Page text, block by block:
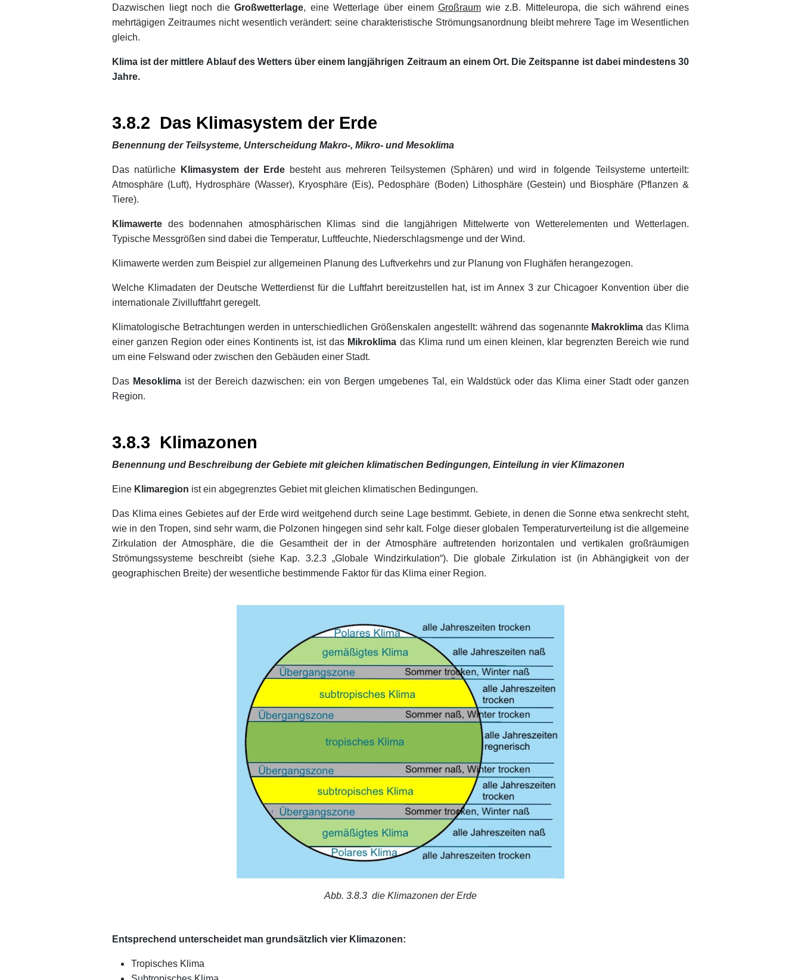
Dazwischen liegt noch dieGroßwetterlage, eine Wetterlage über einemGroßraum wie z.B. Mitteleuropa, die sich während eines
mehrtägigen Zeitraumes nicht wesentlich verändert: seine charakteristische Strömungsanordnung bleibt mehrere Tage im Wesentlichen
gleich.
Klima ist der mittlere Ablauf des Wetters über einem langjährigen Zeitraum an einem Ort. Die Zeitspanne ist dabei mindestens 30
Jahre.
3.8.2 Das Klimasystem der Erde
Benennung der Teilsysteme, Unterscheidung Makro-, Mikro- und Mesoklima
Das natürliche Klimasystem der Erdebesteht aus mehreren Teilsystemen (Sphären) und wird in folgende Teilsysteme unterteilt:
Atmosphäre (Luft), Hydrosphäre (Wasser), Kryosphäre (Eis), Pedosphäre (Boden) Lithosphäre (Gestein) und Biosphäre (Pflanzen &
Tiere).
Klimawerte des bodennahen atmosphärischen Klimas sind die langjährigen Mittelwerte von Wetterelementen und Wetterlagen.
Typische Messgrößen sind dabei die Temperatur, Luftfeuchte, Niederschlagsmenge und der Wind.
Klimawerte werden zum Beispiel zur allgemeinen Planung des Luftverkehrs und zur Planung von Flughäfen herangezogen.
Welche Klimadaten der Deutsche Wetterdienst für die Luftfahrt bereitzustellen hat, ist im Annex 3 zur Chicagoer Konvention über die
internationale Zivilluftfahrt geregelt.
Klimatologische Betrachtungen werden in unterschiedlichen Größenskalen angestellt: während das sogenannte Makroklima das Klima
einer ganzen Region oder eines Kontinents ist, ist das Mikroklima das Klima rund um einen kleinen, klar begrenzten Bereich wie rund
um eine Felswand oder zwischen den Gebäuden einer Stadt.
Das Mesoklima ist der Bereich dazwischen: ein von Bergen umgebenes Tal, ein Waldstück oder das Klima einer Stadt oder ganzen
Region.
3.8.3 Klimazonen
Benennung und Beschreibung der Gebiete mit gleichen klimatischen Bedingungen, Einteilung in vier Klimazonen
Eine Klimaregion ist ein abgegrenztes Gebiet mit gleichen klimatischen Bedingungen.
Das Klima eines Gebietes auf der Erde wird weitgehend durch seine Lage bestimmt. Gebiete, in denen die Sonne etwa senkrecht steht,
wie in den Tropen, sind sehr warm, die Polzonen hingegen sind sehr kalt. Folge dieser globalen Temperaturverteilung ist die allgemeine
Zirkulation der Atmosphäre, die die Gesamtheit der in der Atmosphäre auftretenden horizontalen und vertikalen großräumigen
Strömungssysteme beschreibt (siehe Kap. 3.2.3 „Globale Windzirkulation“). Die globale Zirkulation ist (in Abhängigkeit von der
geographischen Breite) der wesentliche bestimmende Faktor für das Klima einer Region.
Abb. 3.8.3 die Klimazonen der Erde
Entsprechend unterscheidet man grundsätzlich vier Klimazonen:
Tropisches Klima